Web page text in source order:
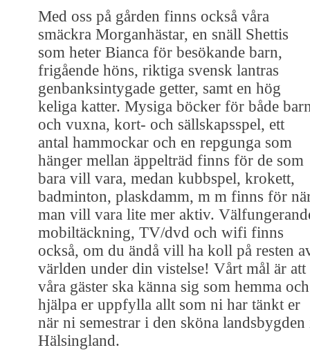
Med oss på gården finns också våra
smäckra Morganhästar, en snäll Shettis
som heter Bianca för besökande barn,
frigående höns, riktiga svensk lantras
genbanksintygade getter, samt en hög
keliga katter. Mysiga böcker för både
och vuxna, kort- och sällskapsspel, ett
antal hammockar och en repgunga som
hänger mellan äppelträd finns för de som
bara vill vara, medan kubbspel, krokett,
badminton, plaskdamm, m m finns för
man vill vara lite mer aktiv.
mobiltäckning, TV/dvd och wifi finns
också, om du ändå vill ha koll på resten
världen under din vistelse! Vårt mål är att
våra gäster ska känna sig som hemma och
hjälpa er uppfylla allt som ni har tänkt er
när ni semestrar i den sköna landsbygden
Hälsingland.